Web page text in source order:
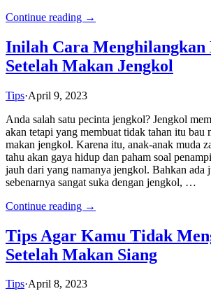
Continue reading →
Inilah Cara
Setelah Makan Jengkol
Tips·April 9, 2023
Anda salah satu pecinta jengkol? Jengkol
akan tetapi yang membuat tidak tahan itu bau
makan jengkol. Karena itu, anak-anak muda
tahu akan gaya hidup dan paham soal
jauh dari yang namanya jengkol. Bahkan ada
sebenarnya sangat suka dengan jengkol, …
Continue reading →
Tips Agar Kamu Tidak
Setelah Makan Siang
Tips·April 8, 2023